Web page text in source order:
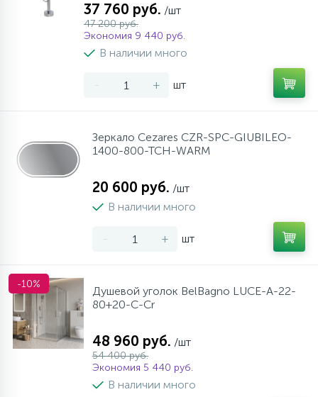
37 760 руб. /шт
47 200 руб.
Экономия 9 440 руб.
В наличии много
- + шт
Зеркало Cezares CZR-SPC-GIUBILEO-
1400-800-TCH-WARM
20 600 руб. /шт
В наличии много
- + шт
-10%
Душевой уголок BelBagno LUCE-A-22-
80+20-C-Cr
48 960 руб. /шт
54 400 руб.
Экономия 5 440 руб.
В наличии много